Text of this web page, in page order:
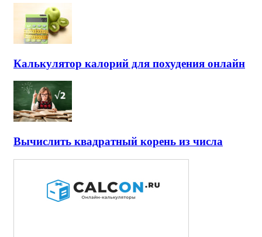
Калькулятор калорий для похудения онлайн
Вычислить квадратный корень из числа